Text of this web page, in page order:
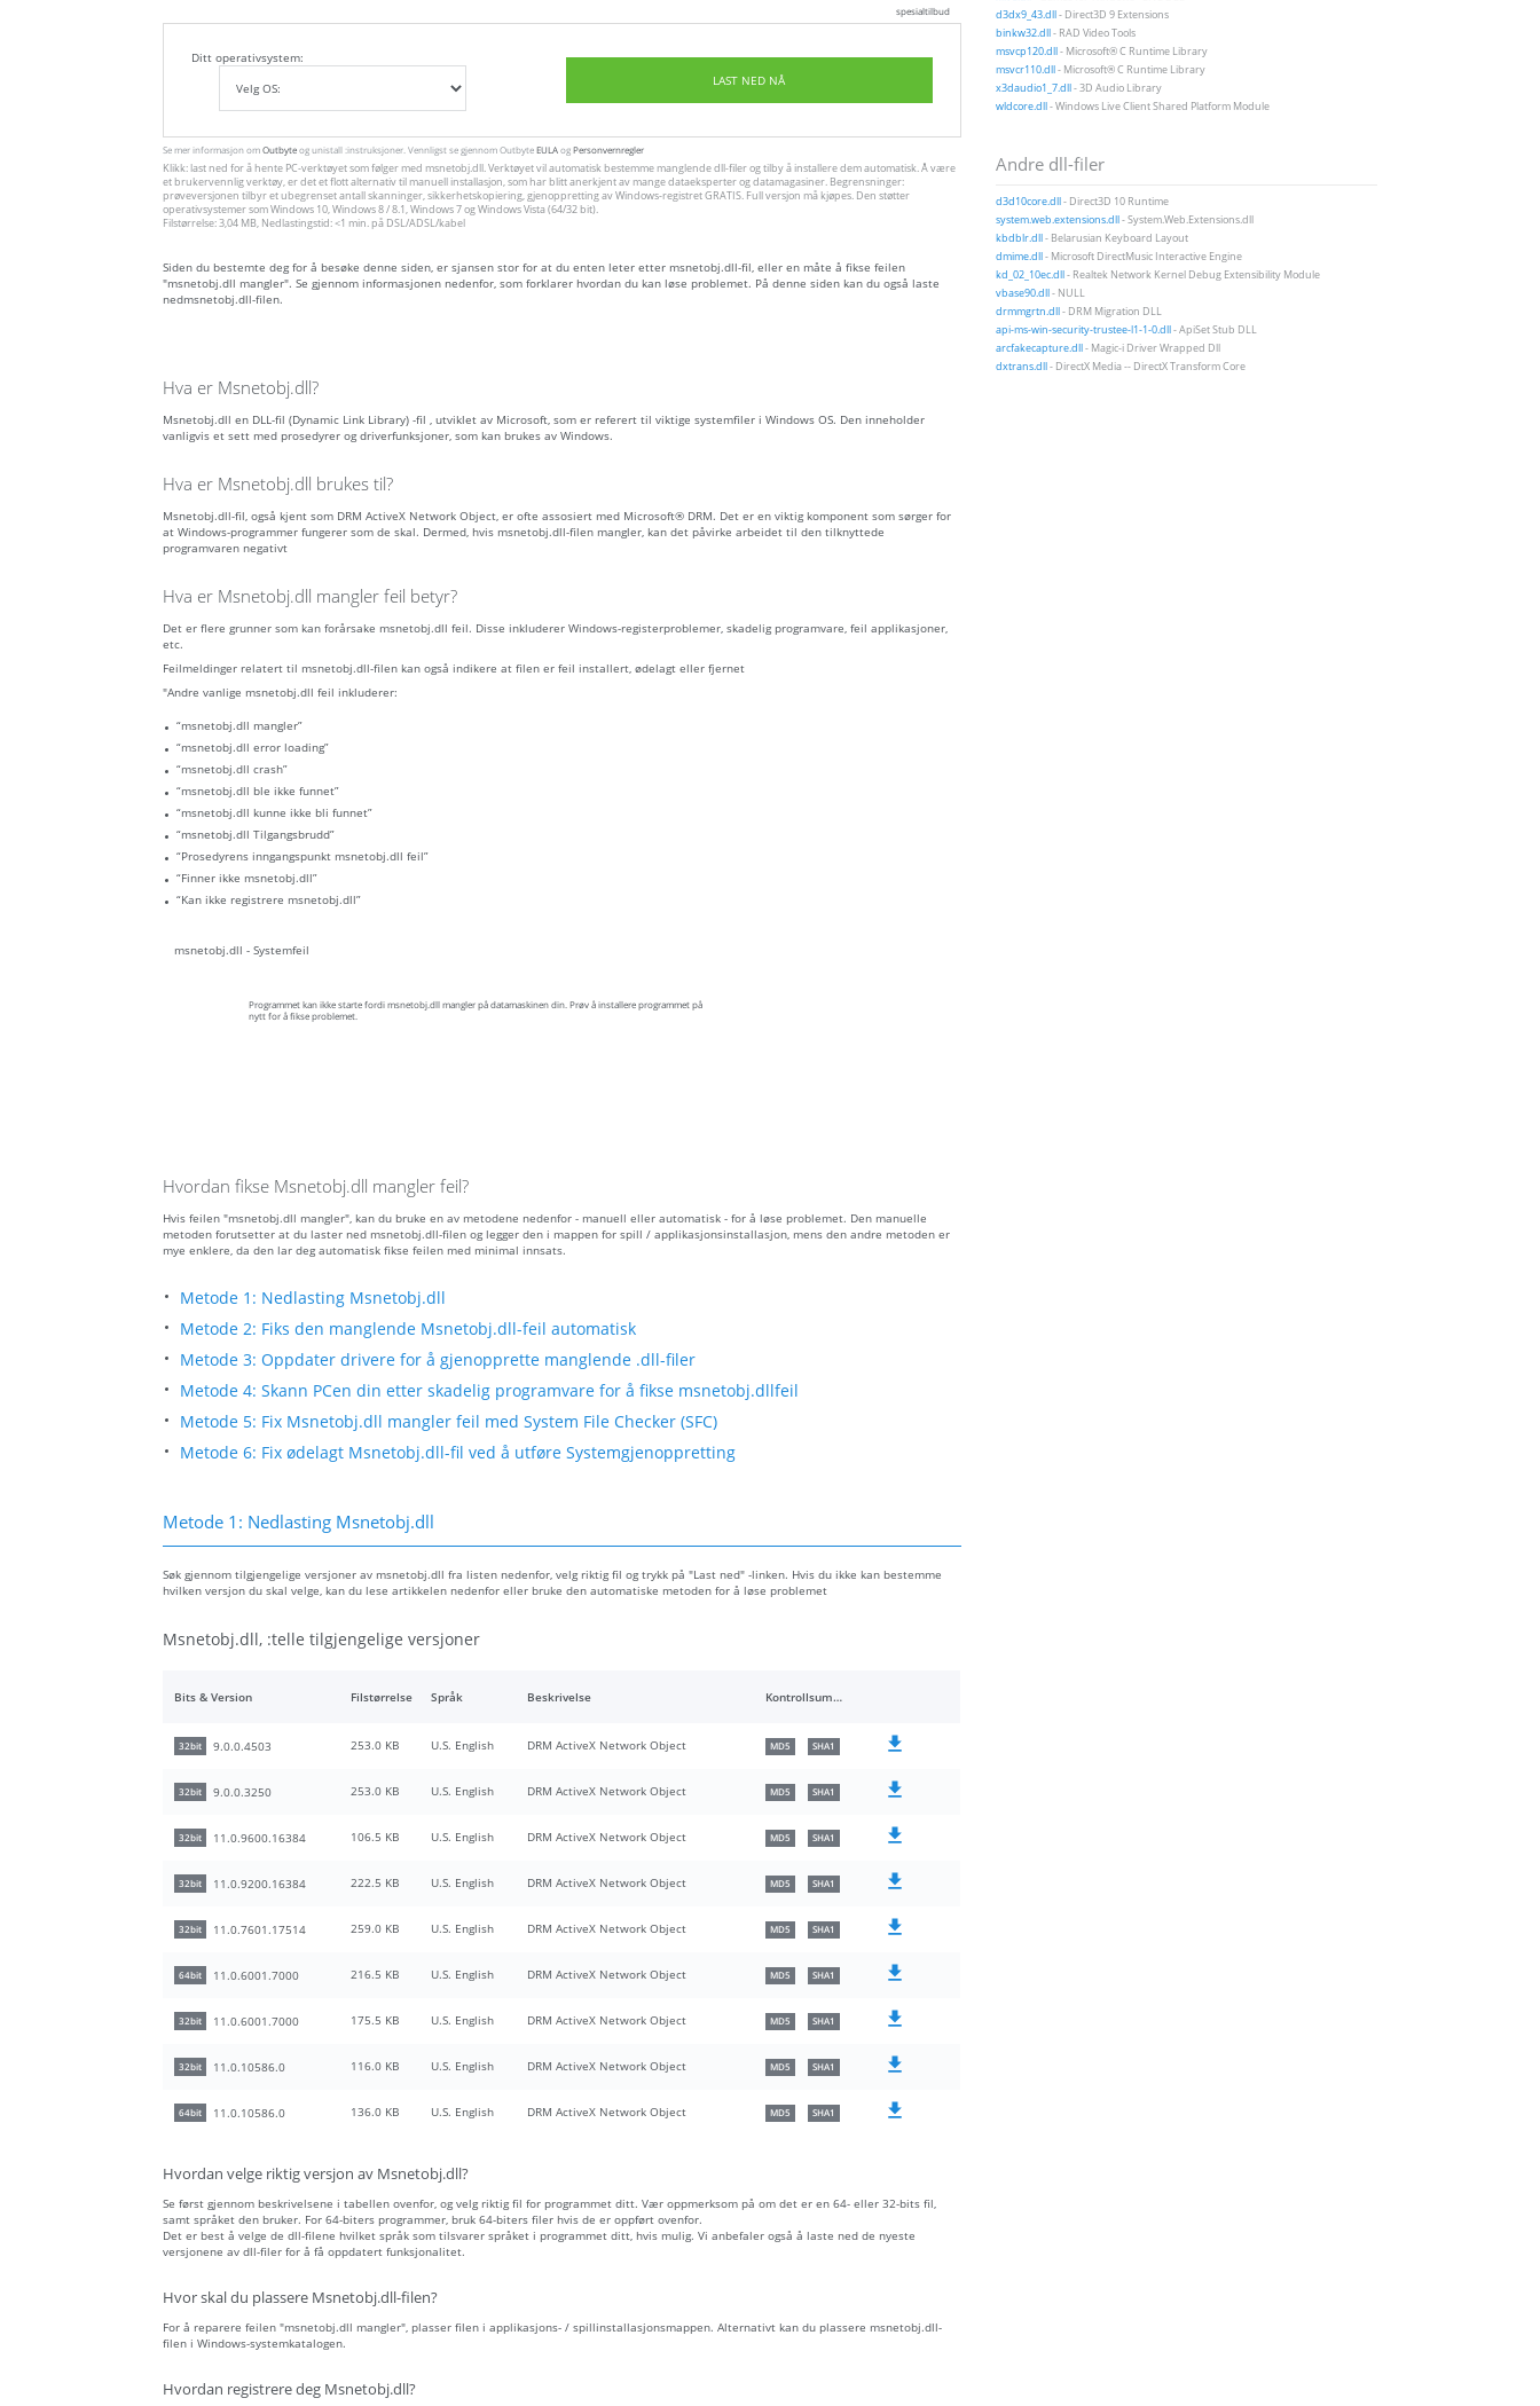
spesialtilbud
Ditt operativsystem:
LAST NED NÅ
Se mer informasjon omOutbyteog unistall :instruksjoner. Vennligst se gjennom OutbyteEULAogPersonvernregler
Klikk: last ned for å hente PC-verktøyet som følger med msnetobj.dll. Verktøyet vil automatisk bestemme manglende dll-filer og tilby å installere dem automatisk. Å være
et brukervennlig verktøy, er det et flott alternativ til manuell installasjon, som har blitt anerkjent av mange dataeksperter og datamagasiner. Begrensninger:
prøveversjonen tilbyr et ubegrenset antall skanninger, sikkerhetskopiering, gjenoppretting av Windows-registret GRATIS. Full versjon må kjøpes. Den støtter
operativsystemer som Windows 10, Windows 8 / 8.1, Windows 7 og Windows Vista (64/32 bit).
Filstørrelse: 3,04 MB, Nedlastingstid: <1 min. på DSL/ADSL/kabel
Siden du bestemte deg for å besøke denne siden, er sjansen stor for at du enten leter etter msnetobj.dll-fil, eller en måte å fikse feilen
"msnetobj.dll mangler". Se gjennom informasjonen nedenfor, som forklarer hvordan du kan løse problemet. På denne siden kan du også laste
nedmsnetobj.dll-filen.
Hva er Msnetobj.dll?
Msnetobj.dll en DLL-fil (Dynamic Link Library) -fil , utviklet av Microsoft, som er referert til viktige systemfiler i Windows OS. Den inneholder
vanligvis et sett med prosedyrer og driverfunksjoner, som kan brukes av Windows.
Hva er Msnetobj.dll brukes til?
Msnetobj.dll-fil, også kjent som DRM ActiveX Network Object, er ofte assosiert med Microsoft® DRM. Det er en viktig komponent som sørger for
at Windows-programmer fungerer som de skal. Dermed, hvis msnetobj.dll-filen mangler, kan det påvirke arbeidet til den tilknyttede
programvaren negativt
Hva er Msnetobj.dll mangler feil betyr?
Det er flere grunner som kan forårsake msnetobj.dll feil. Disse inkluderer Windows-registerproblemer, skadelig programvare, feil applikasjoner,
etc.
Feilmeldinger relatert til msnetobj.dll-filen kan også indikere at filen er feil installert, ødelagt eller fjernet
"Andre vanlige msnetobj.dll feil inkluderer:
“msnetobj.dll mangler”
“msnetobj.dll error loading”
“msnetobj.dll crash”
“msnetobj.dll ble ikke funnet”
“msnetobj.dll kunne ikke bli funnet”
“msnetobj.dll Tilgangsbrudd”
“Prosedyrens inngangspunkt msnetobj.dll feil”
“Finner ikke msnetobj.dll”
“Kan ikke registrere msnetobj.dll”
msnetobj.dll - Systemfeil
Programmet kan ikke starte fordi msnetobj.dll mangler på datamaskinen din. Prøv å installere programmet på
nytt for å fikse problemet.
Hvordan fikse Msnetobj.dll mangler feil?
Hvis feilen "msnetobj.dll mangler", kan du bruke en av metodene nedenfor - manuell eller automatisk - for å løse problemet. Den manuelle
metoden forutsetter at du laster ned msnetobj.dll-filen og legger den i mappen for spill / applikasjonsinstallasjon, mens den andre metoden er
mye enklere, da den lar deg automatisk fikse feilen med minimal innsats.
Metode 1: Nedlasting Msnetobj.dll
Metode 2: Fiks den manglende Msnetobj.dll-feil automatisk
Metode 3: Oppdater drivere for å gjenopprette manglende .dll-filer
Metode 4: Skann PCen din etter skadelig programvare for å fikse msnetobj.dllfeil
Metode 5: Fix Msnetobj.dll mangler feil med System File Checker (SFC)
Metode 6: Fix ødelagt Msnetobj.dll-fil ved å utføre Systemgjenoppretting
Metode 1: Nedlasting Msnetobj.dll
Søk gjennom tilgjengelige versjoner av msnetobj.dll fra listen nedenfor, velg riktig fil og trykk på "Last ned" -linken. Hvis du ikke kan bestemme
hvilken versjon du skal velge, kan du lese artikkelen nedenfor eller bruke den automatiske metoden for å løse problemet
Msnetobj.dll, :telle tilgjengelige versjoner
Bits & Version Filstørrelse Språk Beskrivelse Kontrollsummer
32bit 9.0.0.4503 253.0 KB U.S. English DRM ActiveX Network Object MD5 SHA1
32bit 9.0.0.3250 253.0 KB U.S. English DRM ActiveX Network Object MD5 SHA1
32bit 11.0.9600.16384 106.5 KB U.S. English DRM ActiveX Network Object MD5 SHA1
32bit 11.0.9200.16384 222.5 KB U.S. English DRM ActiveX Network Object MD5 SHA1
32bit 11.0.7601.17514 259.0 KB U.S. English DRM ActiveX Network Object MD5 SHA1
64bit 11.0.6001.7000 216.5 KB U.S. English DRM ActiveX Network Object MD5 SHA1
32bit 11.0.6001.7000 175.5 KB U.S. English DRM ActiveX Network Object MD5 SHA1
32bit 11.0.10586.0 116.0 KB U.S. English DRM ActiveX Network Object MD5 SHA1
64bit 11.0.10586.0 136.0 KB U.S. English DRM ActiveX Network Object MD5 SHA1
Hvordan velge riktig versjon av Msnetobj.dll?
Se først gjennom beskrivelsene i tabellen ovenfor, og velg riktig fil for programmet ditt. Vær oppmerksom på om det er en 64- eller 32-bits fil,
samt språket den bruker. For 64-biters programmer, bruk 64-biters filer hvis de er oppført ovenfor.
Det er best å velge de dll-filene hvilket språk som tilsvarer språket i programmet ditt, hvis mulig. Vi anbefaler også å laste ned de nyeste
versjonene av dll-filer for å få oppdatert funksjonalitet.
Hvor skal du plassere Msnetobj.dll-filen?
For å reparere feilen "msnetobj.dll mangler", plasser filen i applikasjons- / spillinstallasjonsmappen. Alternativt kan du plassere msnetobj.dll-
filen i Windows-systemkatalogen.
Hvordan registrere deg Msnetobj.dll?
d3dx9_43.dll- Direct3D 9 Extensions
binkw32.dll- RAD Video Tools
msvcp120.dll- Microsoft® C Runtime Library
msvcr110.dll- Microsoft® C Runtime Library
x3daudio1_7.dll- 3D Audio Library
wldcore.dll- Windows Live Client Shared Platform Module
Andre dll-filer
d3d10core.dll- Direct3D 10 Runtime
system.web.extensions.dll- System.Web.Extensions.dll
kbdblr.dll- Belarusian Keyboard Layout
dmime.dll- Microsoft DirectMusic Interactive Engine
kd_02_10ec.dll- Realtek Network Kernel Debug Extensibility Module
vbase90.dll- NULL
drmmgrtn.dll- DRM Migration DLL
api-ms-win-security-trustee-l1-1-0.dll- ApiSet Stub DLL
arcfakecapture.dll- Magic-i Driver Wrapped Dll
dxtrans.dll- DirectX Media -- DirectX Transform Core